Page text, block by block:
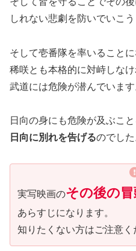
しれない悲劇を防いでいこう
そして壱番隊を率いることに
稀咲とも本格的に対峙しな
武道には危険が潜んでいます
日向の身にも危険が及ぶこ
日向に別れを告げるのでした
実写映画のその後の
あらすじになります。
知りたくない方はご注意く